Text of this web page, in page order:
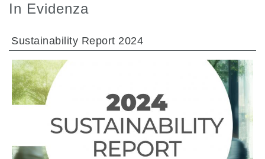
In Evidenza
Sustainability Report 2024
VAI ALLA SEZIONE